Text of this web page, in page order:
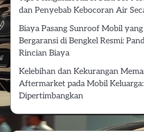
dan Penyebab Kebocoran Air
Biaya Pasang Sunroof Mobil
Bergaransi di Bengkel Resmi:
Rincian Biaya
Kelebihan dan Kekurangan
Aftermarket pada Mobil
Dipertimbangkan